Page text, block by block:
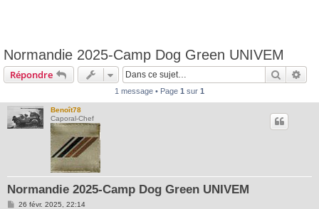
Normandie 2025-Camp Dog Green UNIVEM
Répondre
1 message • Page 1 sur 1
Benoît78
Caporal-Chef
Normandie 2025-Camp Dog Green UNIVEM
M26 févr. 2025, 22:14